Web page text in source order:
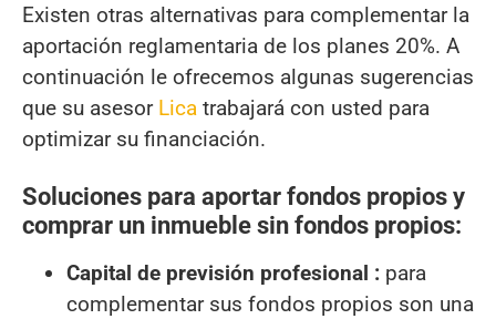
Existen otras alternativas para complementar la
aportación reglamentaria de los planes 20%. A
continuación le ofrecemos algunas sugerencias
que su asesor Lica trabajará con usted para
optimizar su financiación.
Soluciones para aportar fondos propios y
comprar un inmueble sin fondos propios:
Capital de previsión profesional : para
complementar sus fondos propios son una